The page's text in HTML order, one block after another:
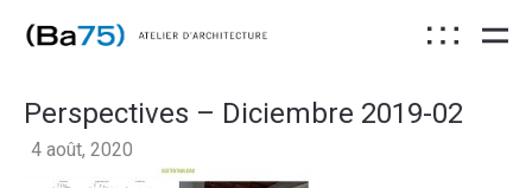
Perspectives – Diciembre 2019-02
4 août, 2020